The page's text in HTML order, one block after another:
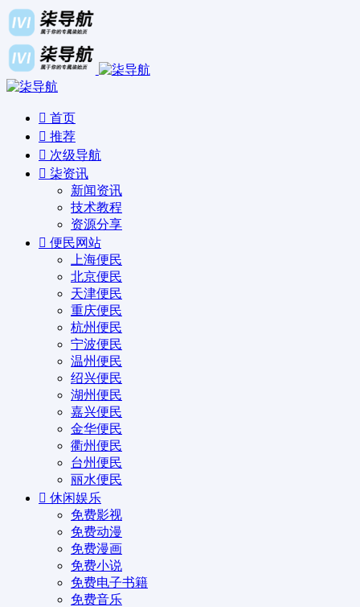
首页
推荐
次级导航
柒资讯
新闻资讯
技术教程
资源分享
便民网站
上海便民
北京便民
天津便民
重庆便民
杭州便民
宁波便民
温州便民
绍兴便民
湖州便民
嘉兴便民
金华便民
衢州便民
台州便民
丽水便民
休闲娱乐
免费影视
免费动漫
免费漫画
免费小说
免费电子书籍
免费音乐